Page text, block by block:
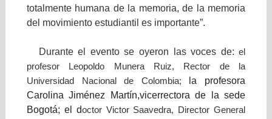
totalmente humana de la memoria, de la memoria
del movimiento estudiantil es importante”.
Durante el evento se oyeron las voces de:el
profesor Leopoldo Munera Ruiz, Rector de la
Universidad Nacional de Colombia;
la profesora
Carolina Jiménez Martín,vicerrectora de la sede
Bogotá; el doctor Victor Saavedra, Director General